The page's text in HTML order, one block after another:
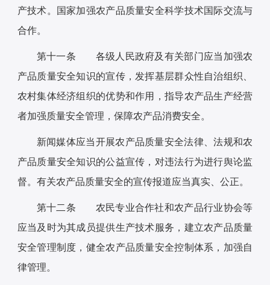
产技术。国家加强农产品质量安全科学技术国际交流与
合作。
第十一条 各级人民政府及有关部门应当加强农
产品质量安全知识的宣传，发挥基层群众性自治组织、
农村集体经济组织的优势和作用，指导农产品生产经营
者加强质量安全管理，保障农产品消费安全。
新闻媒体应当开展农产品质量安全法律、法规和农
产品质量安全知识的公益宣传，对违法行为进行舆论监
督。有关农产品质量安全的宣传报道应当真实、公正。
第十二条 农民专业合作社和农产品行业协会等
应当及时为其成员提供生产技术服务，建立农产品质量
安全管理制度，健全农产品质量安全控制体系，加强自
律管理。